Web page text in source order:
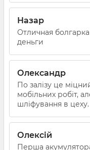
Назар
Отличная
деньги
Олександр
По залізу це
мобільних робіт,
шліфування в цеху.
Олексій
Перша